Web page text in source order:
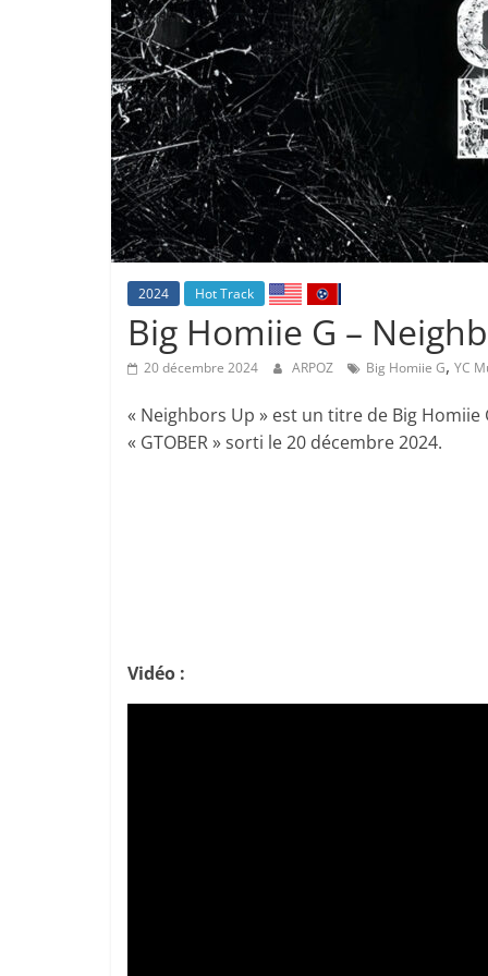
2024 Hot Track
Big Homiie G –
20 décembre 2024 ARPOZ Big Homiie G, YC
« Neighbors Up » est un titre de Big Homiie
« GTOBER » sorti le 20 décembre 2024.
Vidéo :